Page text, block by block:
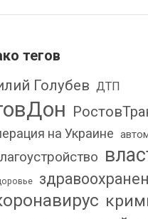
тегов
Голубев ДТП
на Украине